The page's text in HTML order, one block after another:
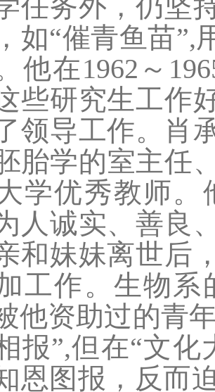
任务外，仍坚
如“催青鱼苗”,
他在1962～
些研究生工作
领导工作。肖
胎学的室主任
学优秀教师
人诚实、善良
和妹妹离世后
工作。生物
他资助过的青
报”,但在“文
恩图报，反而